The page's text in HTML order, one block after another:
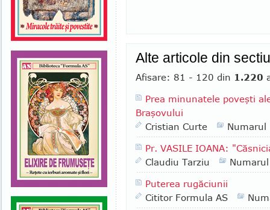
Alte articole din
Afisare: 81 - 120 din 1.220
Prea minunatele poveşti
Braşovului
Cristian Curte
Numarul
Pr. VASILE IOANA:
Claudiu Tarziu
Puterea rugăciunii
Cititor Formula AS